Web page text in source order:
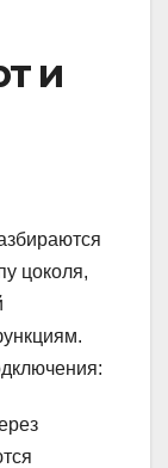
и
цоколя,